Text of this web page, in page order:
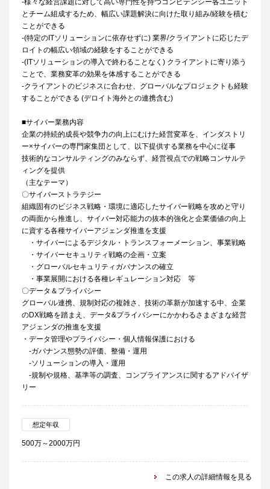
-様々な経営課題に対して高い専門性を持つコンピテンシー各ユニット
とチーム組成するため、幅広い課題解決に向けた取り組み/経験を積む
ことができる
-(特定のITソリューションに依存せずに) 業界/クライアントに応じたデ
ロイトの幅広い領域の経験をすることができる
-(ITソリューションの導入で終わることなく) クライアントに寄り添う
ことで、業務変革の効果を体感することができる
-クライアントのビジネスに合わせ、グローバルなプロジェクトも経験
することができる (デロイト海外との連携含む)
■サイバー業務内容
企業の持続的成長や競争力の向上にむけた経営変革を、インダストリ
ー×サイバーの専門家集団として、以下提供する業務を中心に従事
技術的なコンサルティングのみならず、経営視点での戦略コンサルテ
ィングを提供
（主なテーマ）
〇サイバーストラテジー
組織固有のビジネス戦略・環境に適応したサイバー戦略を攻めと守り
の両面から推進し、サイバー対応能力の抜本的強化と企業価値の向上
に資する各種サイバーアジェンダ推進を支援
・サイバーによるデジタル・トランスフォーメーション、事業戦略
・サイバーセキュリティ戦略の企画・立案
・グローバルセキュリティガバナンスの確立
・事業展開における各種レギュレーション対応 等
〇データ＆プライバシー
グローバル連携、規制対応の複雑さ、技術の革新が加速する中、企業
のDX戦略を踏まえ、データ&プライバシーにかかわるさまざまな経営
アジェンダの推進を支援
・データ管理やプライバシー・個人情報保護における
-ガバナンス態勢の評価、整備・運用
-ソリューションの導入・運用
-規制や規格、基準等の調査、コンプライアンスに関するアドバイザ
リー
想定年収
500万～2000万円
この求人の詳細情報を見る